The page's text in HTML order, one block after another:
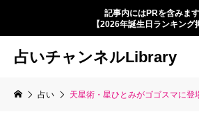
記事内にはPRを含みます
【2026年誕生日ランキング
占いチャンネルLibrary
占い 天星術・星ひとみがゴゴスマに